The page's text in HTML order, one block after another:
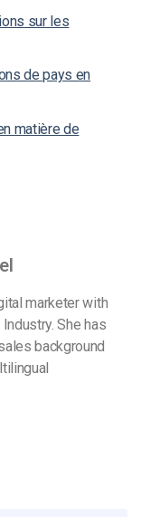
sur les
de pays en
matière de
marketer with
She has
background